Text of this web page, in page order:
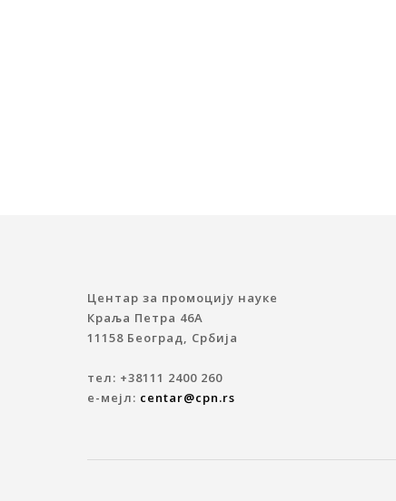
Центар за промоцију науке
Краља Петра 46A
11158 Београд, Србија
тел: +38111 2400 260
е-мејл: centar@cpn.rs